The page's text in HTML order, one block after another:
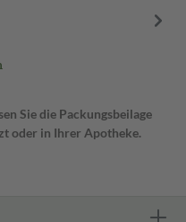
Sie die Packungsbeilage
oder in Ihrer Apotheke.